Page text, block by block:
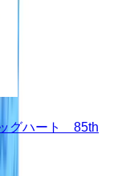
グハート 85th